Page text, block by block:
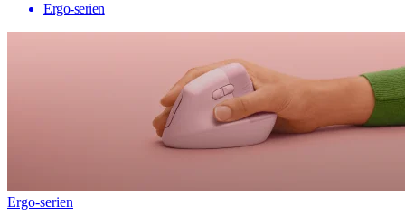
Ergo-serien
Ergo-serien